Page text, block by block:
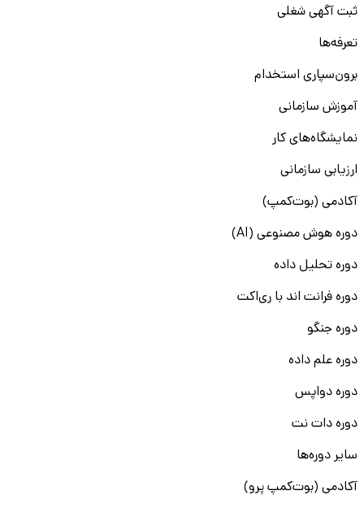
ثبت آگهی شغلی
تعرفه‌ها
برون‌سپاری استخدام
آموزش سازمانی
نمایشگاه‌های کار
ارزیابی سازمانی
آکادمی (بوت‌کمپ)
دوره هوش مصنوعی (AI)
دوره تحلیل داده
دوره فرانت اند با ری‌اکت
دوره جنگو
دوره علم داده
دوره دواپس
دوره دات نت
سایر دوره‌ها
آکادمی (بوت‌کمپ پرو)